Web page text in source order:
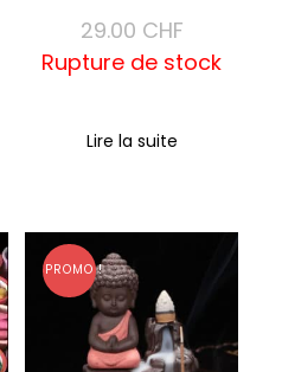
29.00 CHF
Rupture de stock
Lire la suite
PROMO !